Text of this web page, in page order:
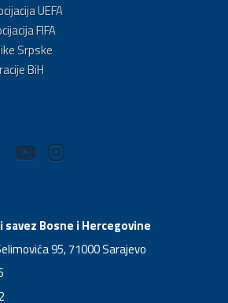
UEFA
FIFA
Srpske
BiH
Bosne i Hercegovine
95, 71000 Sarajevo